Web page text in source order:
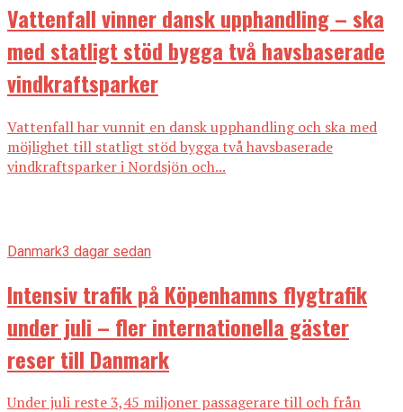
Vattenfall vinner dansk upphandling – ska
med statligt stöd bygga två havsbaserade
vindkraftsparker
Vattenfall har vunnit en dansk upphandling och ska med
möjlighet till statligt stöd bygga två havsbaserade
vindkraftsparker i Nordsjön och...
Danmark3 dagar sedan
Intensiv trafik på Köpenhamns flygtrafik
under juli – fler internationella gäster
reser till Danmark
Under juli reste 3,45 miljoner passagerare till och från